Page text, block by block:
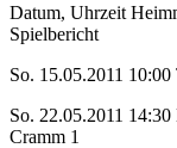
Datum, Uhrzeit
Spielbericht
So. 15.05.2011
So. 22.05.2011
Cramm 1